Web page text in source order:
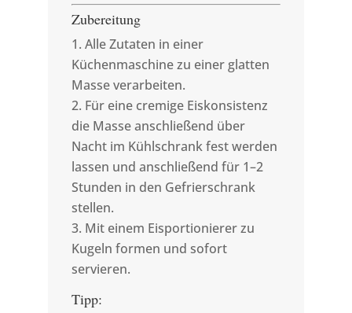
Zubereitung
Alle Zutaten in einer
Küchenmaschine zu einer glatten
Masse verarbeiten.
Für eine cremige Eiskonsistenz
die Masse anschließend über
Nacht im Kühlschrank fest werden
lassen und anschließend für 1–2
Stunden in den Gefrierschrank
stellen.
Mit einem Eisportionierer zu
Kugeln formen und sofort
servieren.
Tipp: